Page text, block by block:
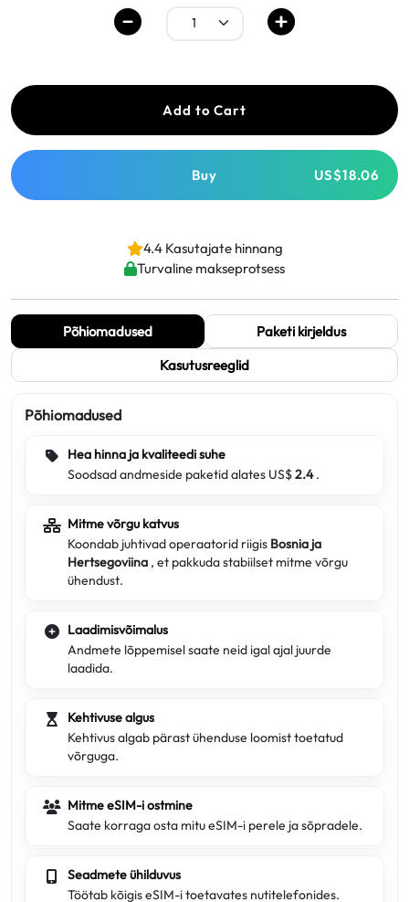
Add to Cart
Buy US$18.06
4.4 Kasutajate hinnang
Turvaline makseprotsess
Põhiomadused
Paketi kirjeldus
Kasutusreeglid
Põhiomadused
Hea hinna ja kvaliteedi suhe
Soodsad andmeside paketid alates US$2.4.
Mitme võrgu katvus
Koondab juhtivad operaatorid riigis Bosnia ja
Hertsegoviina , et pakkuda stabiilset mitme võrgu
ühendust.
Laadimisvõimalus
Andmete lõppemisel saate neid igal ajal juurde
laadida.
Kehtivuse algus
Kehtivus algab pärast ühenduse loomist toetatud
võrguga.
Mitme eSIM-i ostmine
Saate korraga osta mitu eSIM-i perele ja sõpradele.
Seadmete ühilduvus
Töötab kõigis eSIM-i toetavates nutitelefonides.